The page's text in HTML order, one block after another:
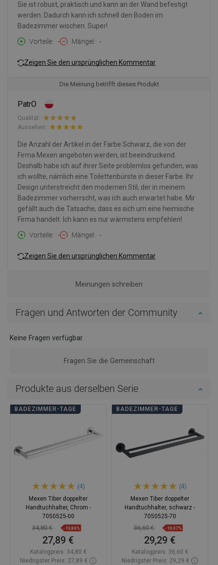
Sie ist robust, praktisch und kann an der Wand befestigt
werden. Dadurch kann ich schnell den Boden im
Badezimmer wischen. Super!
Vorteile
- Mängel -
Zeigen Sie den ursprünglichen Kommentar
Die Meinung betrifft dieses Produkt
PatrO
Qualität:
Aussehen:
Die Anzahl der Artikel in der Farbe Schwarz, die von der
Firma Mexen angeboten werden, ist beeindruckend.
Deshalb habe ich auf ihrer Seite problemlos gefunden, was
ich wollte, nämlich eine Toilettenbürste in dieser Farbe. Ihr
Design unterstreicht den modernen Stil, der in meinem
Badezimmer vorherrscht, was ich auch erwartet habe. Mir
gefällt auch die Tatsache, dass es sich um eine heimische
Firma handelt. Ich kann es nur wärmstens empfehlen!
Vorteile
- Mängel -
Zeigen Sie den ursprünglichen Kommentar
Meinungen schreiben
Fragen und Antworten der Community
Keine Fragen verfügbar.
Fragen Sie die Gemeinschaft
Produkte aus derselben Serie
BADEZIMMER-TAGE
(4)
Mexen Tiber doppelter
Handtuchhalter, Chrom -
7050525-00
34,80 € -19,86%
27,89 €
Katalogpreis: 34,80 €
Niedrigster Preis: 27,89 €
BADEZIMMER-TAGE
(4)
Mexen Tiber doppelter
Handtuchhalter, schwarz -
7050525-70
36,60 € -19,97%
29,29 €
Katalogpreis: 36,60 €
Niedrigster Preis: 29,29 €